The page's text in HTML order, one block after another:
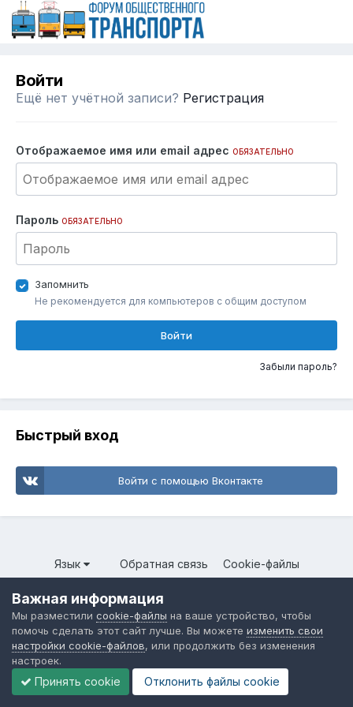
Войти
Ещё нет учётной записи? Регистрация
Отображаемое имя или email адрес ОБЯЗАТЕЛЬНО
Пароль ОБЯЗАТЕЛЬНО
Запомнить
Не рекомендуется для компьютеров с общим доступом
Войти
Забыли пароль?
Быстрый вход
Войти с помощью Вконтакте
Язык Обратная связь Cookie-файлы
Powered by Invision Community
Важная информация
Мы разместили cookie-файлы на ваше устройство, чтобы
помочь сделать этот сайт лучше. Вы можете изменить свои
настройки cookie-файлов, или продолжить без изменения
настроек.
Принять cookie Отклонить файлы сookie